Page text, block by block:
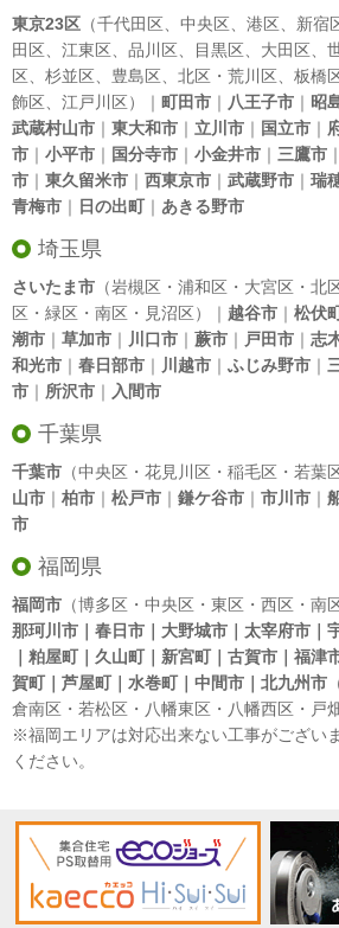
東京23区 （千代田区、 中央区、 港区、 新宿
田区、 江東区、 品川区、 目黒区、 大田区、
区、 杉並区、 豊島区、 北区 ・ 荒川区、 板橋
飾区、 江戸川区）｜ 町田市 ｜ 八王子市 ｜ 昭
武蔵村山市 ｜ 東大和市 ｜ 立川市 ｜ 国立市 ｜
市 ｜ 小平市 ｜ 国分寺市 ｜ 小金井市 ｜ 三鷹市 ｜
市 ｜ 東久留米市 ｜ 西東京市 ｜ 武蔵野市 ｜ 瑞
青梅市 ｜ 日の出町｜ あきる野市
埼玉県
さいたま市 （岩槻区・浦和区・大宮区・北
区・緑区・南区・見沼区）｜ 越谷市 ｜ 松伏
潮市 ｜ 草加市 ｜ 川口市 ｜ 蕨市 ｜ 戸田市 ｜ 志
和光市 ｜ 春日部市 ｜ 川越市 ｜ ふじみ野市 ｜
市 ｜ 所沢市 ｜ 入間市
千葉県
千葉市 （中央区・花見川区・稲毛区・若葉
山市 ｜ 柏市 ｜ 松戸市 ｜ 鎌ケ谷市 ｜ 市川市 ｜
市
福岡県
福岡市 （博多区・中央区・東区・西区・南
那珂川市｜春日市｜大野城市｜太宰府市｜
｜粕屋町｜久山町｜新宮町｜古賀市｜福津
賀町｜芦屋町｜水巻町｜中間市｜北九州市
倉南区・若松区・八幡東区・八幡西区・戸畑
※福岡エリアは対応出来ない工事がございま
ください。